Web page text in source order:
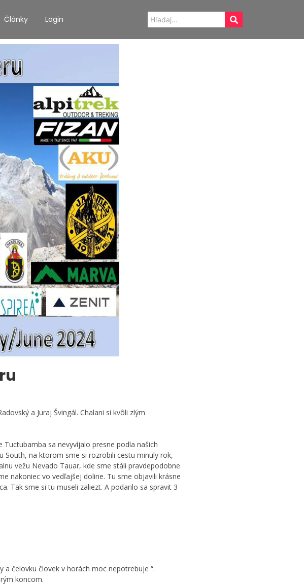
Články Login
a Juraj Švingál. Chalani si kvôli zlým
Tuctubamba sa nevyvíjalo presne podla našich
South, na ktorom sme si rozrobili cestu minuly rok,
vežu Nevado Tauar, kde sme stáli pravdepodobne
nakoniec vo vedľajšej doline. Tu sme objavili krásne
Tak sme si tu museli zaliezt. A podarilo sa spravit 3
čelovku človek v horách moc nepotrebuje “.
koncom.